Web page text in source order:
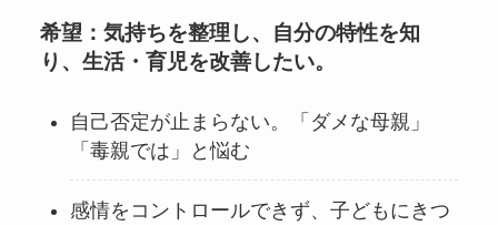
希望 ：気持ちを整理し、自分の特性を知
り、生活・育児を改善したい。
自己否定が止まらない。「ダメな母親」
「毒親では」と悩む
感情をコントロールできず、子どもにきつ